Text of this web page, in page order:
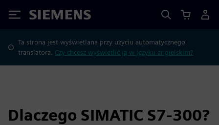
Siemens
Ta strona jest wyświetlana przy użyciu automatycznego
translatora. Czy chcesz wyświetlić ją w języku angielskim?
Dlaczego SIMATIC S7-300?